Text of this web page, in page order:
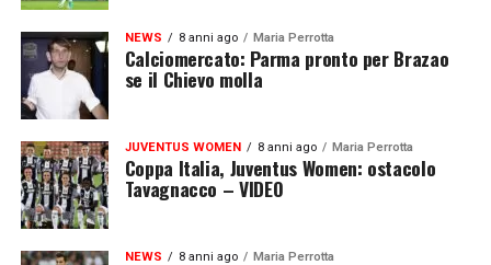
NEWS 8 anni ago Maria Perrotta
Calciomercato: Parma pronto per Brazao
se il Chievo molla
JUVENTUS WOMEN 8 anni ago Maria Perrotta
Coppa Italia, Juventus Women: ostacolo
Tavagnacco – VIDEO
NEWS 8 anni ago Maria Perrotta